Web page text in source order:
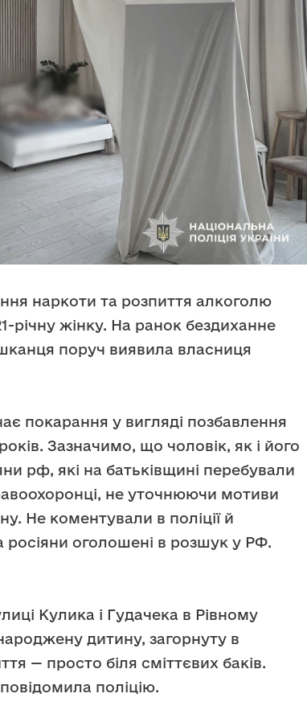
наркоти та розпиття алкоголю
річну жінку. На ранок бездиханне
поруч виявила власниця
покарання у вигляді позбавлення
Зазначимо, що чоловік, як і його
рф, які на батьківщині перебували
не уточнюючи мотиви
Не коментували в поліції й
оголошені в розшук у РФ.
Кулика і Гудачека в Рівному
дитину, загорнуту в
— просто біля сміттєвих баків.
поліцію.